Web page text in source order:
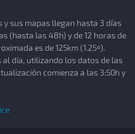
y sus mapas llegan hasta 3 días
(hasta las 48h) y de 12 horas de
es de 125km (1.25º).
al día, utilizando los datos de las
comienza a las 3:50h y